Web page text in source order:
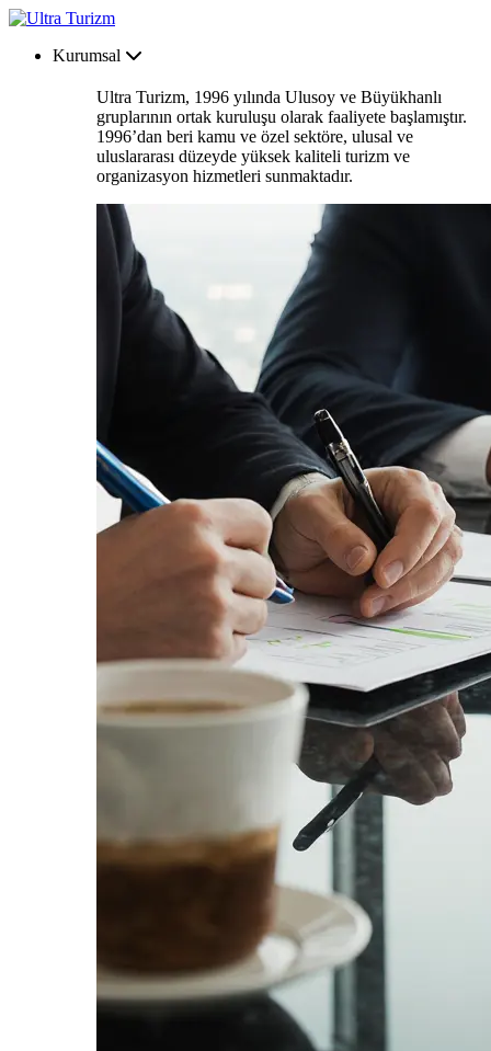
Kurumsal
Ultra Turizm, 1996 yılında Ulusoy ve Büyükhanlı
gruplarının ortak kuruluşu olarak faaliyete başlamıştır.
1996’dan beri kamu ve özel sektöre, ulusal ve
uluslararası düzeyde yüksek kaliteli turizm ve
organizasyon hizmetleri sunmaktadır.